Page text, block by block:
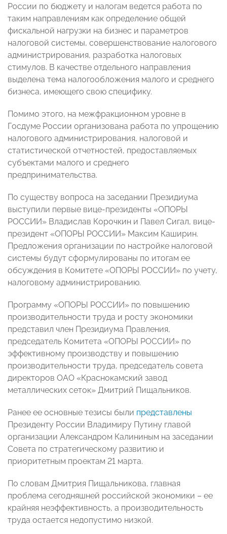
России по бюджету и налогам ведется работа по
таким направлениям как определение общей
фискальной нагрузки на бизнес и параметров
налоговой системы, совершенствование налогового
администрирования, разработка налоговых
стимулов. В качестве отдельного направления
выделена тема налогообложения малого и среднего
бизнеса, имеющего свою специфику.
Помимо этого, на межфракционном уровне в
Госдуме России организована работа по упрощению
налогового администрирования, налоговой и
статистической отчетностей, предоставляемых
субъектами малого и среднего
предпринимательства.
По существу вопроса на заседании Президиума
выступили первые вице-президенты «ОПОРЫ
РОССИИ» Владислав Корочкин и Павел Сигал, вице-
президент «ОПОРЫ РОССИИ» Максим Каширин.
Предложения организации по настройке налоговой
системы будут сформулированы по итогам ее
обсуждения в Комитете «ОПОРЫ РОССИИ» по учету,
налоговому администрированию.
Программу «ОПОРЫ РОССИИ» по повышению
производительности труда и росту экономики
представил член Президиума Правления,
председатель Комитета «ОПОРЫ РОССИИ» по
эффективному производству и повышению
производительности труда, председатель совета
директоров ОАО «Краснокамский завод
металлических сеток» Дмитрий Пищальников.
Ранее ее основные тезисы были представлены
Президенту России Владимиру Путину главой
организации Александром Калининым на заседании
Совета по стратегическому развитию и
приоритетным проектам 21 марта.
По словам Дмитрия Пищальникова, главная
проблема сегодняшней российской экономики – ее
крайняя неэффективность, а производительность
труда остается недопустимо низкой.